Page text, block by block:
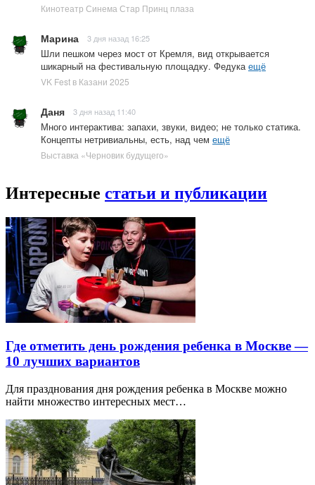
Кинотеатр Синема Стар Принц плаза
Марина 3 дня назад 16:25
Шли пешком через мост от Кремля, вид открывается
шикарный на фестивальную площадку. Федукаещё
VK Fest в Казани 2025
Даня 3 дня назад 11:40
Много интерактива: запахи, звуки, видео; не только статика.
Концепты нетривиальны, есть, над чем ещё
Выставка «Черновик будущего»
Интересные статьи и публикации
Где отметить день рождения ребенка в Москве —
10 лучших вариантов
Для празднования дня рождения ребенка в Москве можно
найти множество интересных мест…